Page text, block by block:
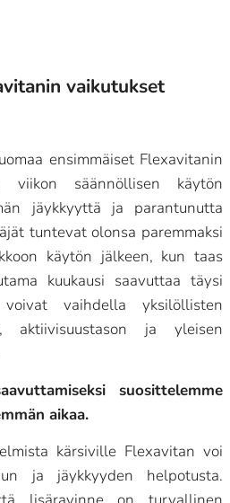
vaikutukset
ensimmäiset Flexavitanin
viikon säännöllisen käytön
jäykkyyttä ja parantunutta
tuntevat olonsa paremmaksi
käytön jälkeen, kun taas
kuukausi saavuttaa täysi
vaihdella yksilöllisten
aktiivisuustason ja yleisen
suosittelemme
aikaa.
kärsiville Flexavitan voi
ja jäykkyyden helpotusta.